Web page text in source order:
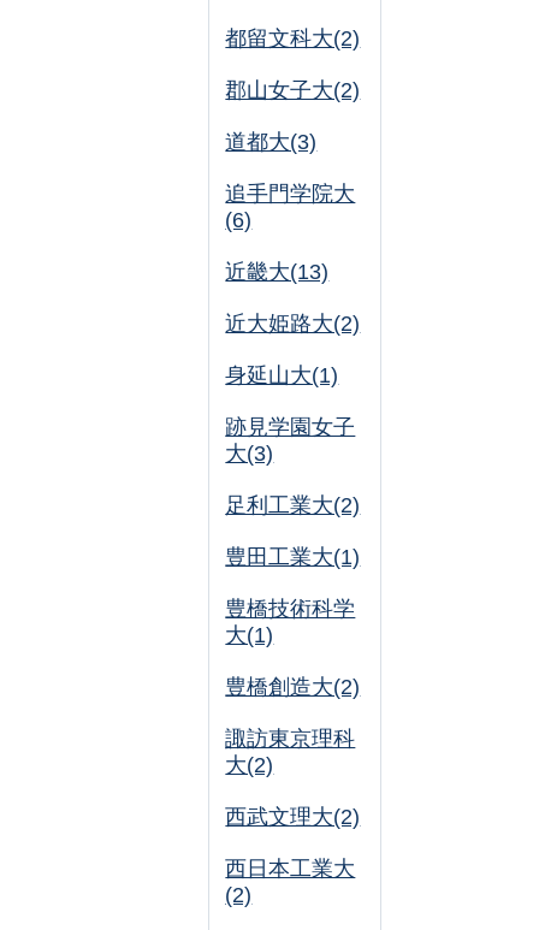
都留文科大(2)
郡山女子大(2)
道都大(3)
追手門学院大
(6)
近畿大(13)
近大姫路大(2)
身延山大(1)
跡見学園女子
大(3)
足利工業大(2)
豊田工業大(1)
豊橋技術科学
大(1)
豊橋創造大(2)
諏訪東京理科
大(2)
西武文理大(2)
西日本工業大
(2)